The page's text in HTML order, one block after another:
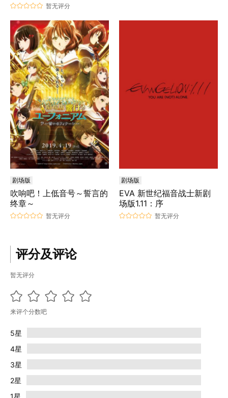
暂无评分
剧场版
吹响吧！上低音号～誓言的
终章～
暂无评分
剧场版
EVA 新世纪福音战士新剧
场版1.11：序
暂无评分
评分及评论
暂无评分
来评个分数吧
5星
4星
3星
2星
1星